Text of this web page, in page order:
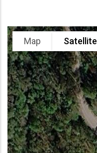
Map Satellite